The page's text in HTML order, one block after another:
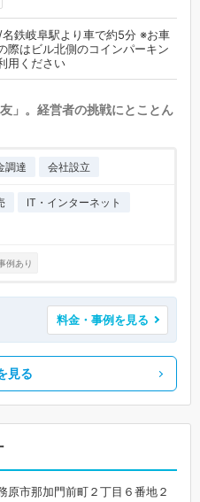
鉄岐阜駅より車で約5分 ※お車
際はビル北側のコインパーキン
用ください
」。経営者の挑戦にとことん
調達 会社設立
IT・インターネット
例あり
料金・事例を見る
見る
原市那加門前町２丁目６番地２